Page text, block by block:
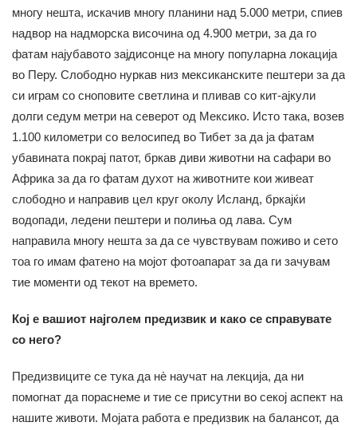
многу нешта, искачив многу планини над 5.000 метри, спиев
надвор на надморска височина од 4.900 метри, за да го
фатам најубавото зајдисонце на многу популарна локација
во Перу. Слободно нуркав низ мексиканските пештери за да
си играм со сноповите светлина и пливав со кит-ајкули
долги седум метри на северот од Мексико. Исто така, возев
1.100 километри со велосипед во Тибет за да ја фатам
убавината покрај патот, бркав диви животни на сафари во
Африка за да го фатам духот на животните кои живеат
слободно и направив цел круг околу Исланд, бркајќи
водопади, ледени пештери и полиња од лава. Сум
направила многу нешта за да се чувствувам поживо и сето
тоа го имам фатено на мојот фотоапарат за да ги зачувам
тие моменти од текот на времето.
Кој е вашиот најголем предизвик и како се справувате
со него?
Предизвиците се тука да нè научат на лекција, да ни
помогнат да пораснеме и тие се присутни во секој аспект на
нашите животи. Мојата работа е предизвик на балансот, да